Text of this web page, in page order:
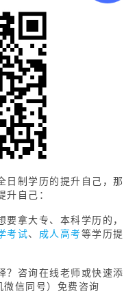
制学历的提升自己，那
升自己：
拿大专、本科学历的，
考试、 成人高考等学历提
？咨询在线老师或快速添
信同号）免费咨询